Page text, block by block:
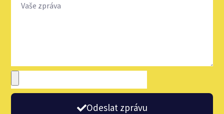
Odeslat zprávu